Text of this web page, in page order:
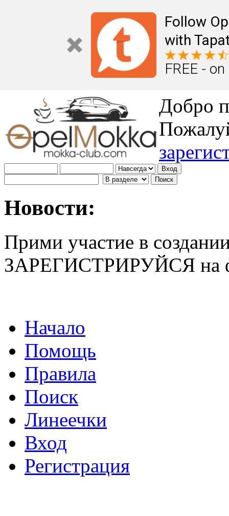
Follow
with
FREE -
Добро
Новости:
Прими участие в
ЗАРЕГИСТРИРУЙСЯ на
Начало
Помощь
Правила
Поиск
Линеечки
Вход
Регистрация